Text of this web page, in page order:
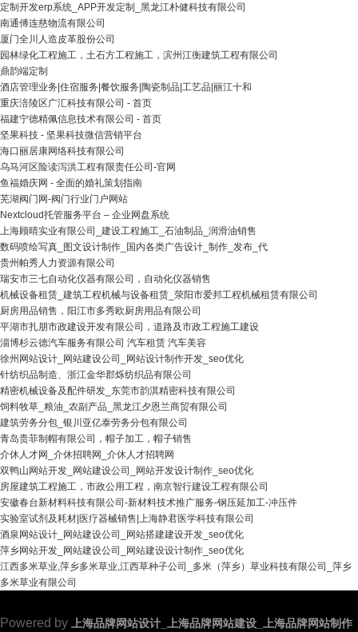
定制开发erp系统_APP开发定制_黑龙江朴健科技有限公司
南通傅连慈物流有限公司
厦门全川人造皮革股份公司
园林绿化工程施工，土石方工程施工，滨州江衡建筑工程有限公司
鼎韵端定制
酒店管理业务|住宿服务|餐饮服务|陶瓷制品|工艺品|丽江十和
重庆涪陵区广汇科技有限公司 - 首页
福建宁德精佩信息技术有限公司 - 首页
坚果科技 - 坚果科技微信营销平台
海口丽居康网络科技有限公司
乌马河区险读泻洪工程有限责任公司-官网
鱼福婚庆网 - 全面的婚礼策划指南
芜湖阀门网-阀门行业门户网站
Nextcloud托管服务平台 – 企业网盘系统
上海顾晴实业有限公司_建设工程施工_石油制品_润滑油销售
数码喷绘写真_图文设计制作_国内各类广告设计_制作_发布_代
贵州帕秀人力资源有限公司
瑞安市三七自动化仪器有限公司，自动化仪器销售
机械设备租赁_建筑工程机械与设备租赁_荥阳市爱邦工程机械租赁有限公司
厨房用品销售，阳江市多秀欧厨房用品有限公司
平湖市扎朋市政建设开发有限公司，道路及市政工程施工建设
淄博杉云德汽车服务有限公司 汽车租赁 汽车美容
徐州网站设计_网站建设公司_网站设计制作开发_seo优化
针纺织品制造、浙江金华郡烁纺织品有限公司
精密机械设备及配件研发_东莞市韵淇精密科技有限公司
饲料牧草_粮油_农副产品_黑龙江夕恩兰商贸有限公司
建筑劳务分包_银川亚亿泰劳务分包有限公司
青岛贵菲制帽有限公司，帽子加工，帽子销售
介休人才网_介休招聘网_介休人才招聘网
双鸭山网站开发_网站建设公司_网站开发设计制作_seo优化
房屋建筑工程施工，市政公用工程，南京智行建设工程有限公司
安徽春台新材料科技有限公司-新材料技术推广服务-钢压延加工-冲压件
实验室试剂及耗材|医疗器械销售|上海静君医学科技有限公司
酒泉网站设计_网站建设公司_网站搭建建设开发_seo优化
萍乡网站开发_网站建设公司_网站建设设计制作_seo优化
江西多米草业,萍乡多米草业,江西草种子公司_多米（萍乡）草业科技有限公司_萍乡
多米草业有限公司
Powered by 上海品牌网站设计_上海品牌网站建设_上海品牌网站制作